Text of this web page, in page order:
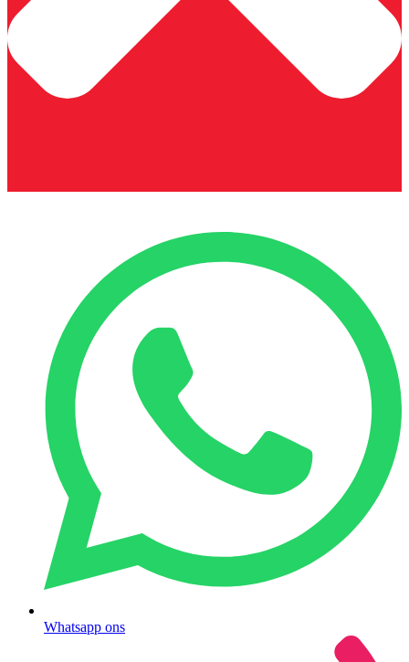
Whatsapp ons